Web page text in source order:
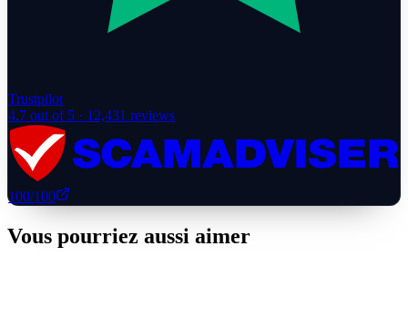
Trustpilot
4.7 out of 5 · 12,431 reviews
100/100
Vous pourriez aussi aimer